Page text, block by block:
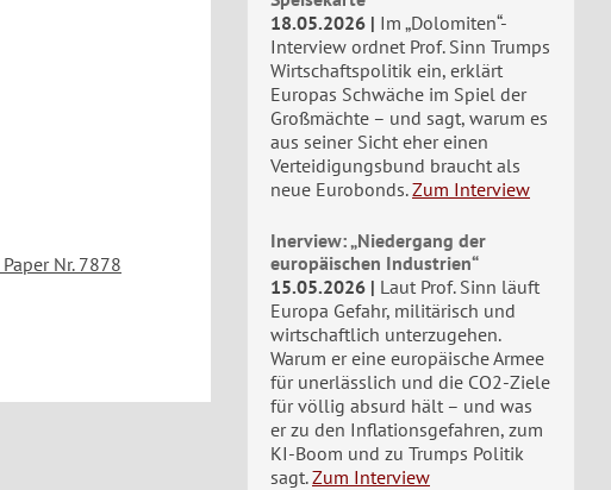
Nr. 7878
18.05.2026
Im „Dolomiten“-
Interview ordnet Prof. Sinn Trumps
Wirtschaftspolitik ein, erklärt
Europas Schwäche im Spiel der
Großmächte – und sagt, warum es
aus seiner Sicht eher einen
Verteidigungsbund braucht als
neue Eurobonds. Zum Interview
Inerview: „Niedergang der
europäischen Industrien“
15.05.2026
Laut Prof. Sinn läuft
Europa Gefahr, militärisch und
wirtschaftlich unterzugehen.
Warum er eine europäische Armee
für unerlässlich und die CO2-Ziele
für völlig absurd hält – und was
er zu den Inflationsgefahren, zum
KI-Boom und zu Trumps Politik
sagt. Zum Interview